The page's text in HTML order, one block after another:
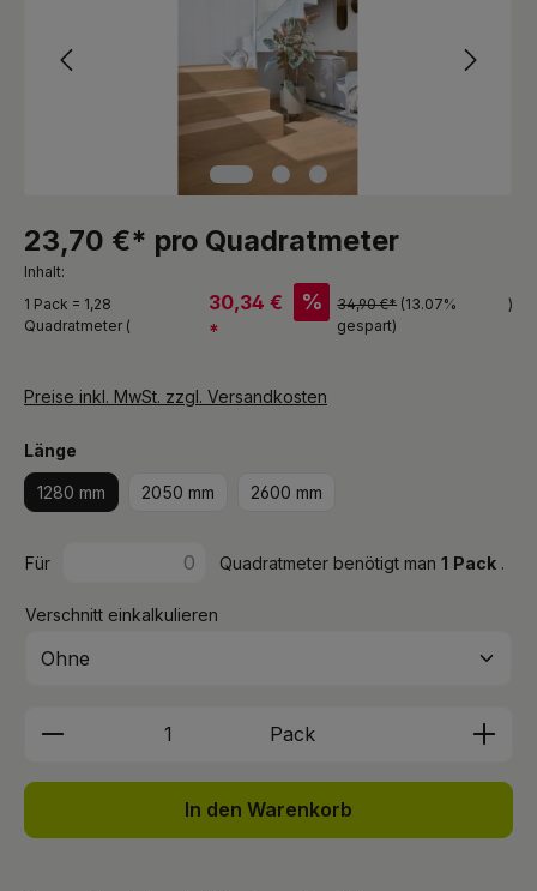
23,70 €* pro Quadratmeter
Inhalt:
1 Pack = 1,28
Quadratmeter (
30,34 €
*
% 34,90 €* (13.07%
gespart)
)
Preise inkl. MwSt. zzgl. Versandkosten
Länge
1280 mm 2050 mm 2600 mm
Für Quadratmeter benötigt man 1 Pack.
Verschnitt einkalkulieren
Produkt Anzahl: Gib den
Pack
In den Warenkorb